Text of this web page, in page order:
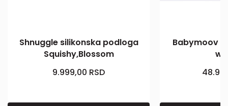
Shnuggle silikonska podloga
Squishy,Blossom
9.999,00 RSD
Babymoov